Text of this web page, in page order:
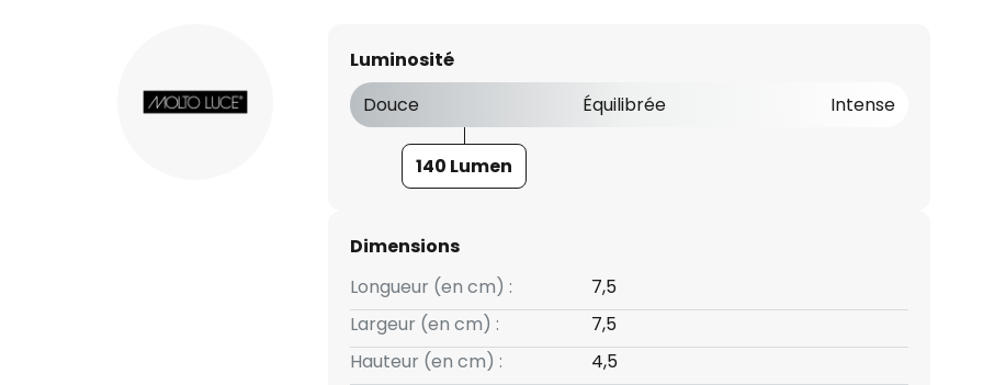
Luminosité
Douce
Équilibrée Intense
140 Lumen
Dimensions
Longueur (en cm) :
7,5
Largeur (en cm) :
7,5
Hauteur (en cm) :
4,5